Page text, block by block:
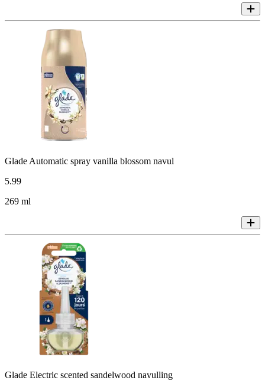
Glade Automatic spray vanilla blossom navul
5.99
269 ml
Glade Electric scented sandelwood navulling